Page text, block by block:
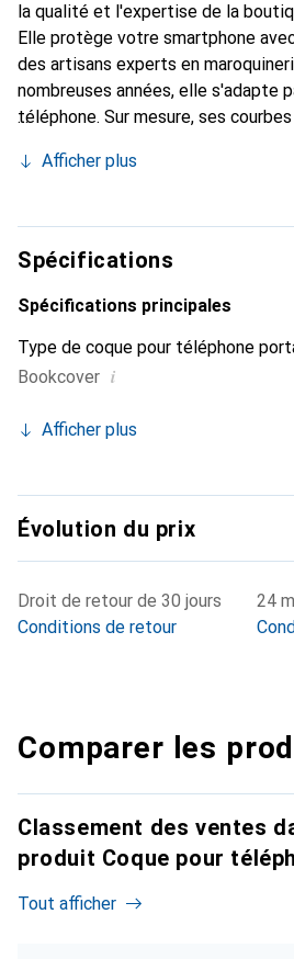
la qualité et l'expertise de la
Elle protège votre smartphone
des artisans experts en
nombreuses années, elle s'adapte
téléphone. Sur mesure, ses
chic et incontournable de votre
marque Noreve est un choix sûr
exigeante.
Afficher plus
Spécifications
Spécifications principales
Type de coque pour téléphone
Bookcover i
Afficher plus
Évolution du prix
Droit de retour de 30 jours
Conditions de retour
24
Comparer les
Classement des ventes
produit Coque pour
Tout afficher